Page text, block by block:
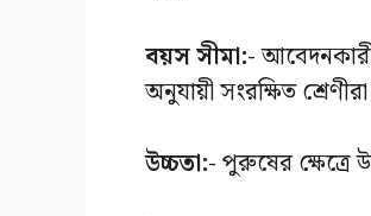
বয়স সীমা:-
অনুযায়ী সংরক্ষিত
উচ্চতা:-পুরুষের ক্ষেত্রে